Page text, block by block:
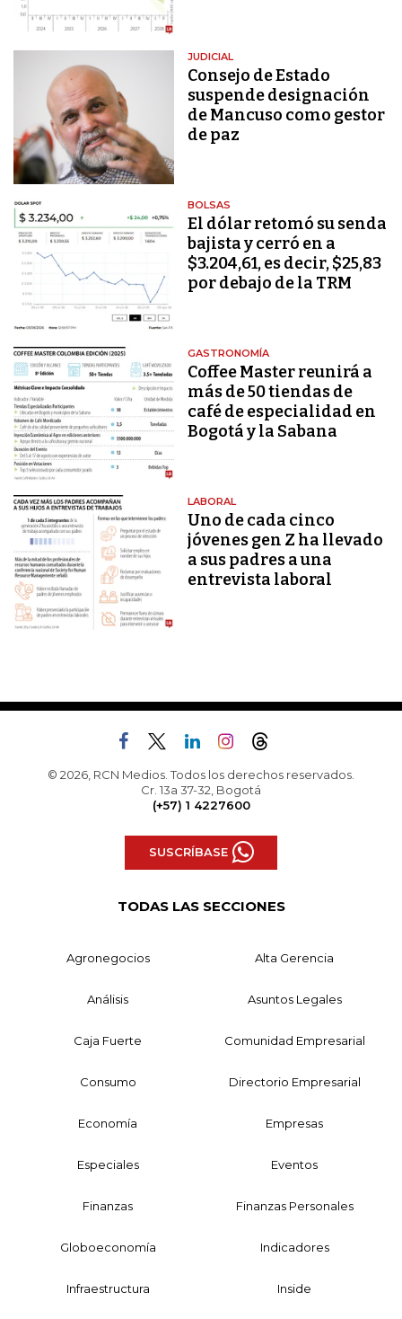
JUDICIAL
Consejo de Estado
suspende designación
de Mancuso como gestor
de paz
BOLSAS
El dólar retomó su senda
bajista y cerró en a
$3.204,61, es decir, $25,83
por debajo de la TRM
GASTRONOMÍA
Coffee Master reunirá a
más de 50 tiendas de
café de especialidad en
Bogotá y la Sabana
LABORAL
Uno de cada cinco
jóvenes gen Z ha llevado
a sus padres a una
entrevista laboral
© 2026, RCN Medios. Todos los derechos reservados.
Cr. 13a 37-32, Bogotá
(+57) 1 4227600
SUSCRÍBASE
TODAS LAS SECCIONES
Agronegocios Alta Gerencia
Análisis Asuntos Legales
Caja Fuerte Comunidad Empresarial
Consumo Directorio Empresarial
Economía Empresas
Especiales Eventos
Finanzas Finanzas Personales
Globoeconomía Indicadores
Infraestructura Inside